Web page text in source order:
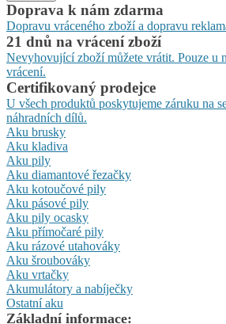
Doprava k nám zdarma
Dopravu vráceného zboží a dopravu
21 dnů na vrácení zboží
Nevyhovující zboží můžete vrátit. Pouze u
vrácení.
Certifikovaný prodejce
U všech produktů poskytujeme záruku na
náhradních dílů.
Aku brusky
Aku kladiva
Aku pily
Aku diamantové řezačky
Aku kotoučové pily
Aku pásové pily
Aku pily ocasky
Aku přímočaré pily
Aku rázové utahováky
Aku šroubováky
Aku vrtačky
Akumulátory a nabíječky
Ostatní aku
Základní informace: